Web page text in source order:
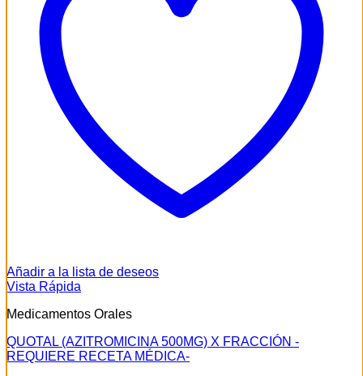
Añadir a la lista de deseos
Vista Rápida
Medicamentos Orales
QUOTAL (AZITROMICINA 500MG) X FRACCIÓN -
REQUIERE RECETA MÉDICA-